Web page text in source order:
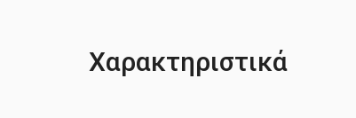
Χαρακτηριστικά